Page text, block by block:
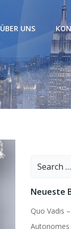
ÜBER UNS
Search
Neueste
Quo Vadis
Autonomes